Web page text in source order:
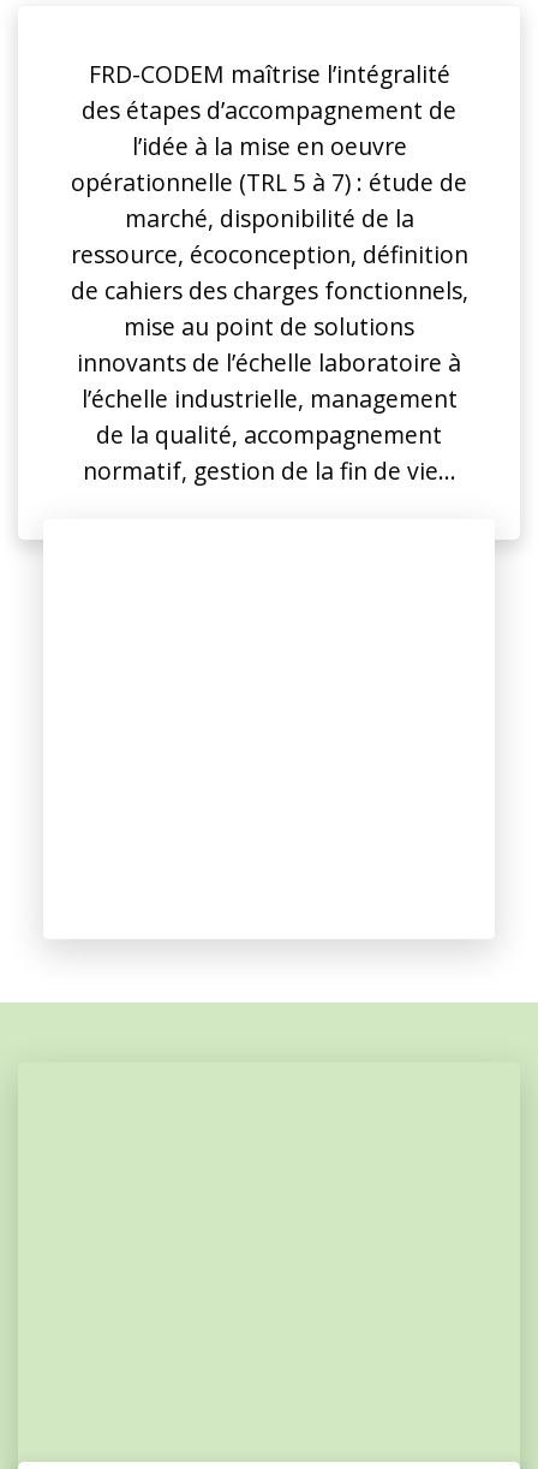
Textile, …
FRD-CODEM maîtrise l’intégralité
des étapes d’accompagnement de
l’idée à la mise en oeuvre
opérationnelle (TRL 5 à 7) : étude de
marché, disponibilité de la
ressource, écoconception, définition
de cahiers des charges fonctionnels,
mise au point de solutions
innovants de l’échelle laboratoire à
l’échelle industrielle, management
de la qualité, accompagnement
normatif, gestion de la fin de vie…